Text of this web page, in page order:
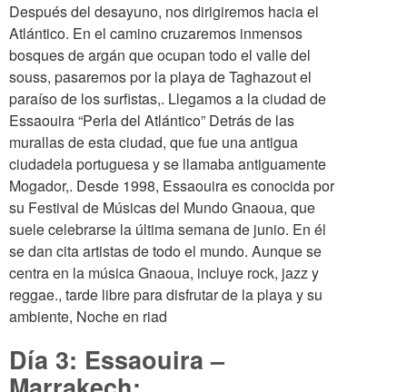
Después del desayuno, nos dirigiremos hacia el
Atlántico. En el camino cruzaremos inmensos
bosques de argán que ocupan todo el valle del
souss, pasaremos por la playa de Taghazout el
paraíso de los surfistas,. Llegamos a la ciudad de
Essaouira “Perla del Atlántico” Detrás de las
murallas de esta ciudad, que fue una antigua
ciudadela portuguesa y se llamaba antiguamente
Mogador,. Desde 1998, Essaouira es conocida por
su Festival de Músicas del Mundo Gnaoua, que
suele celebrarse la última semana de junio. En él
se dan cita artistas de todo el mundo. Aunque se
centra en la música Gnaoua, incluye rock, jazz y
reggae., tarde libre para disfrutar de la playa y su
ambiente, Noche en riad
Día 3: Essaouira –